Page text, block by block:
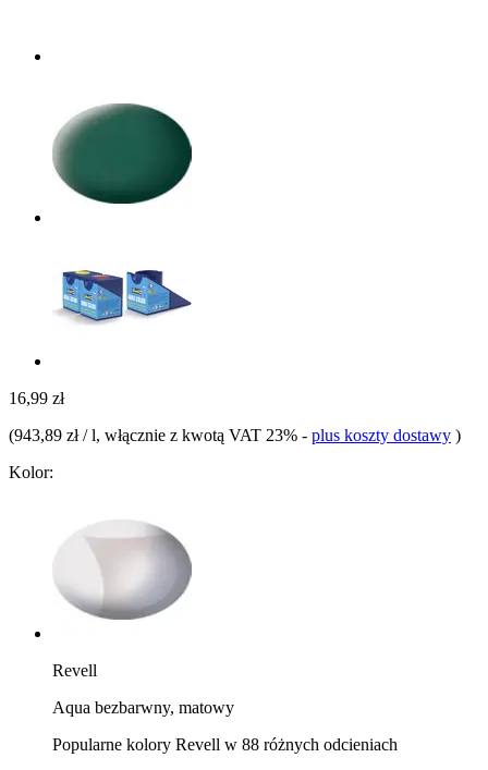
16,99 zł
(943,89 zł / l, włącznie z kwotą VAT 23% - plus koszty dostawy )
Kolor:
Revell
Aqua bezbarwny, matowy
Popularne kolory Revell w 88 różnych odcieniach